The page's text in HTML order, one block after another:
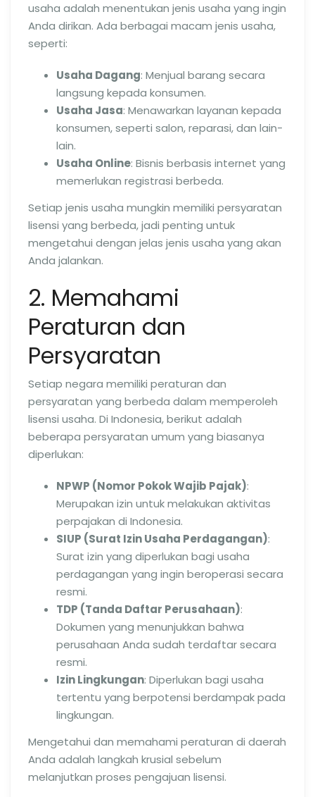
usaha adalah menentukan jenis usaha yang ingin
Anda dirikan. Ada berbagai macam jenis usaha,
seperti:
Usaha Dagang: Menjual barang secara
langsung kepada konsumen.
Usaha Jasa: Menawarkan layanan kepada
konsumen, seperti salon, reparasi, dan lain-
lain.
Usaha Online: Bisnis berbasis internet yang
memerlukan registrasi berbeda.
Setiap jenis usaha mungkin memiliki persyaratan
lisensi yang berbeda, jadi penting untuk
mengetahui dengan jelas jenis usaha yang akan
Anda jalankan.
2. Memahami
Peraturan dan
Persyaratan
Setiap negara memiliki peraturan dan
persyaratan yang berbeda dalam memperoleh
lisensi usaha. Di Indonesia, berikut adalah
beberapa persyaratan umum yang biasanya
diperlukan:
NPWP (Nomor Pokok Wajib Pajak):
Merupakan izin untuk melakukan aktivitas
perpajakan di Indonesia.
SIUP (Surat Izin Usaha Perdagangan):
Surat izin yang diperlukan bagi usaha
perdagangan yang ingin beroperasi secara
resmi.
TDP (Tanda Daftar Perusahaan):
Dokumen yang menunjukkan bahwa
perusahaan Anda sudah terdaftar secara
resmi.
Izin Lingkungan: Diperlukan bagi usaha
tertentu yang berpotensi berdampak pada
lingkungan.
Mengetahui dan memahami peraturan di daerah
Anda adalah langkah krusial sebelum
melanjutkan proses pengajuan lisensi.